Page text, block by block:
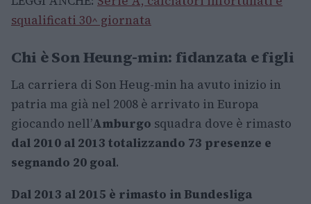
squalificati 30^ giornata
Chi è Son Heung-min: fidanzata e figli
La carriera di Son Heug-min ha avuto inizio in
patria ma già nel 2008 è arrivato in Europa
giocando nell’Amburgo squadra dove è rimasto
dal 2010 al 2013 totalizzando 73 presenze e
segnando 20 goal.
Dal 2013 al 2015 è rimasto in Bundesliga